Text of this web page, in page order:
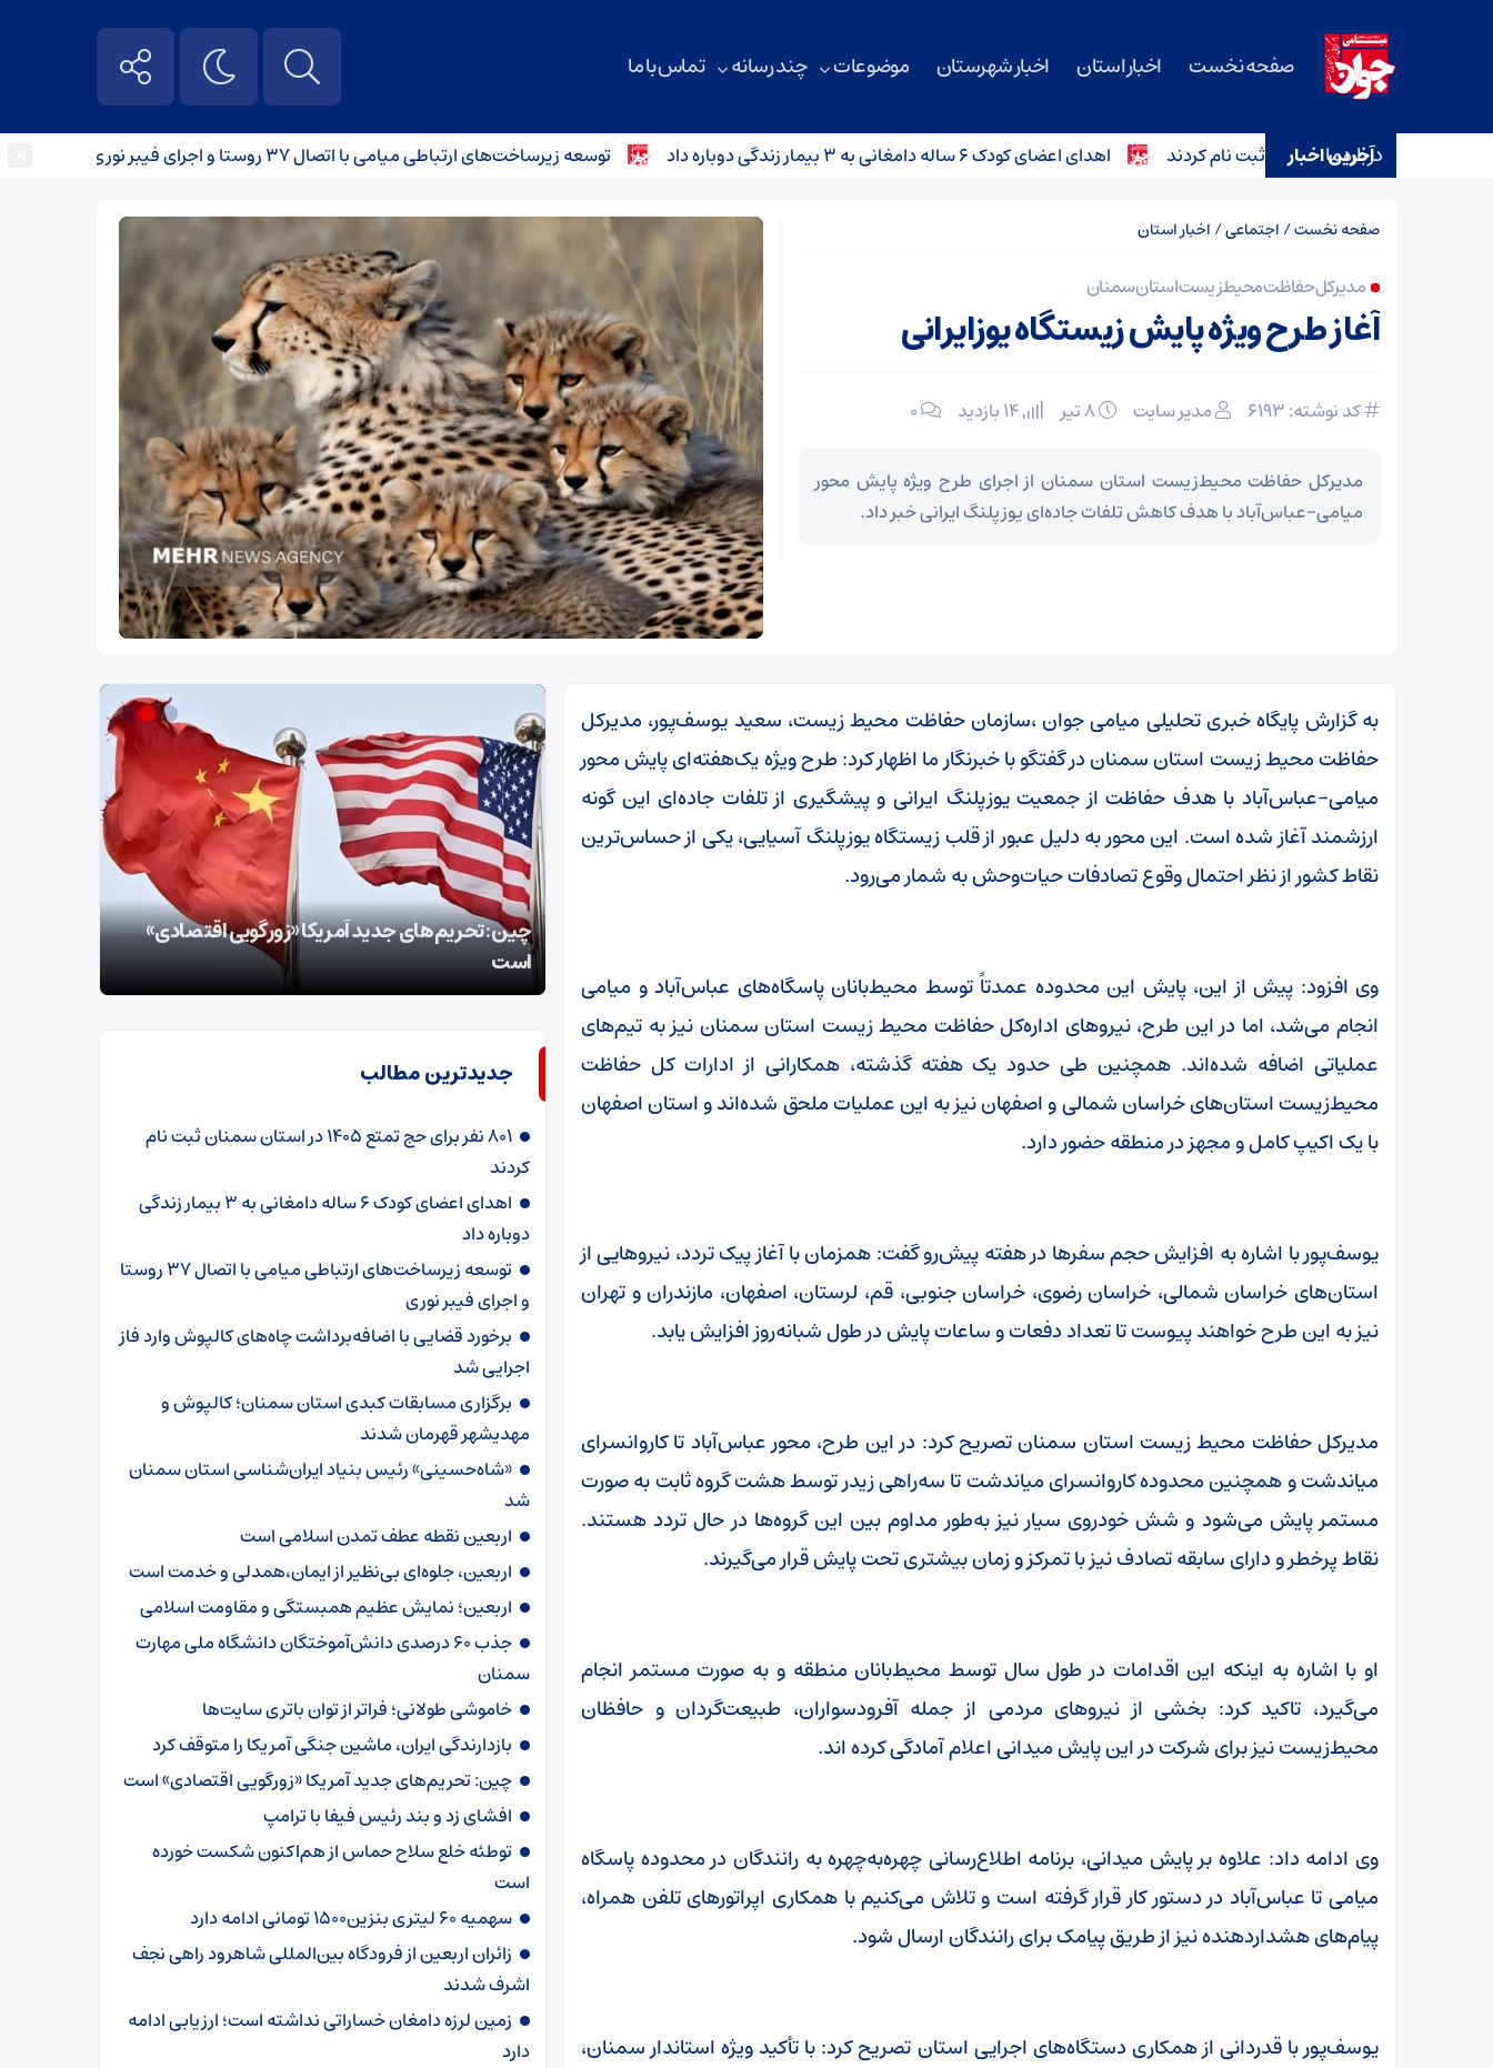
صفحه نخست اخبار استان اخبار شهرستان موضوعات چند رسانه تماس با ما
درباره ما
آخرین اخبار اهدای اعضای کودک ۶ ساله دامغانی به ۳ بیمار زندگی دوباره داد توسعه زیرساخت‌های ارتباطی میامی با اتصال ۳۷ روستا و اجرای فیبر نوری
صفحه نخست/ اجتماعی/ اخبار استان
مدیرکل حفاظت محیط‌زیست استان سمنان
آغاز طرح ویژه پایش زیستگاه یوزایرانی
کد نوشته: 6193 مدیر سایت ۰
مدیرکل حفاظت محیط‌زیست استان سمنان از اجرای طرح ویژه پایش محور
میامی-عباس‌آباد با هدف کاهش تلفات جاده‌ای یوزپلنگ ایرانی خبر داد.
به گزارش پایگاه خبری تحلیلی میامی جوان ،سازمان حفاظت محیط زیست، سعید یوسف‌پور، مدیرکل
حفاظت محیط زیست استان سمنان در گفتگو با خبرنگار ما اظهار کرد: طرح ویژه یک‌هفته‌ای پایش محور
میامی–عباس‌آباد با هدف حفاظت از جمعیت یوزپلنگ ایرانی و پیشگیری از تلفات جاده‌ای این گونه
ارزشمند آغاز شده است. این محور به دلیل عبور از قلب زیستگاه یوزپلنگ آسیایی، یکی از حساس‌ترین
نقاط کشور از نظر احتمال وقوع تصادفات حیات‌وحش به شمار می‌رود.
وی افزود: پیش از این، پایش این محدوده عمدتاً توسط محیط‌بانان پاسگاه‌های عباس‌آباد و میامی
انجام می‌شد، اما در این طرح، نیروهای اداره‌کل حفاظت محیط زیست استان سمنان نیز به تیم‌های
عملیاتی اضافه شده‌اند. همچنین طی حدود یک هفته گذشته، همکارانی از ادارات کل حفاظت
محیط‌زیست استان‌های خراسان شمالی و اصفهان نیز به این عملیات ملحق شده‌اند و استان اصفهان
با یک اکیپ کامل و مجهز در منطقه حضور دارد.
یوسف‌پور با اشاره به افزایش حجم سفرها در هفته پیش‌رو گفت: همزمان با آغاز پیک تردد، نیروهایی از
استان‌های خراسان شمالی، خراسان رضوی، خراسان جنوبی، قم، لرستان، اصفهان، مازندران و تهران
نیز به این طرح خواهند پیوست تا تعداد دفعات و ساعات پایش در طول شبانه‌روز افزایش یابد.
مدیرکل حفاظت محیط زیست استان سمنان تصریح کرد: در این طرح، محور عباس‌آباد تا کاروانسرای
میاندشت و همچنین محدوده کاروانسرای میاندشت تا سه‌راهی زیدر توسط هشت گروه ثابت به صورت
مستمر پایش می‌شود و شش خودروی سیار نیز به‌طور مداوم بین این گروه‌ها در حال تردد هستند.
نقاط پرخطر و دارای سابقه تصادف نیز با تمرکز و زمان بیشتری تحت پایش قرار می‌گیرند.
او با اشاره به اینکه این اقدامات در طول سال توسط محیط‌بانان منطقه و به صورت مستمر انجام
می‌گیرد، تاکید کرد: بخشی از نیروهای مردمی از جمله آفرودسواران، طبیعت‌گردان و حافظان
محیط‌زیست نیز برای شرکت در این پایش میدانی اعلام آمادگی کرده اند.
وی ادامه داد: علاوه بر پایش میدانی، برنامه اطلاع‌رسانی چهره‌به‌چهره به رانندگان در محدوده پاسگاه
میامی تا عباس‌آباد در دستور کار قرار گرفته است و تلاش می‌کنیم با همکاری اپراتورهای تلفن همراه،
پیام‌های هشداردهنده نیز از طریق پیامک برای رانندگان ارسال شود.
یوسف‌پور با قدردانی از همکاری دستگاه‌های اجرایی استان تصریح کرد: با تأکید ویژه استاندار سمنان،
بازدارندگی ایران، ماشین جنگی آمریکا را متوقف کرد
چین: تحریم‌های جدید آمریکا «زورگویی اقتصادی»
است
جدیدترین مطالب
۸۰۱ نفر برای حج تمتع ۱۴۰۵ در استان سمنان ثبت نام
کردند
اهدای اعضای کودک ۶ ساله دامغانی به ۳ بیمار زندگی
دوباره داد
توسعه زیرساخت‌های ارتباطی میامی با اتصال ۳۷ روستا
و اجرای فیبر نوری
برخورد قضایی با اضافه‌برداشت چاه‌های کالپوش وارد فاز
اجرایی شد
برگزاری مسابقات کبدی استان سمنان؛ کالپوش و
مهدیشهر قهرمان شدند
«شاه‌حسینی» رئیس بنیاد ایران‌شناسی استان سمنان
شد
اربعین نقطه عطف تمدن اسلامی است
اربعین، جلوه‌ای بی‌نظیر از ایمان،همدلی و خدمت است
اربعین؛ نمایش عظیم همبستگی و مقاومت اسلامی
جذب ۶۰ درصدی دانش‌آموختگان دانشگاه ملی مهارت
سمنان
خاموشی طولانی؛ فراتر از توان باتری سایت‌ها
بازدارندگی ایران، ماشین جنگی آمریکا را متوقف کرد
چین: تحریم‌های جدید آمریکا «زورگویی اقتصادی» است
افشای زد و بند رئیس فیفا با ترامپ
توطئه خلع سلاح حماس از هم‌اکنون شکست خورده
است
سهمیه ۶۰ لیتری بنزین۱۵۰۰ تومانی ادامه دارد
زائران اربعین از فرودگاه بین‌المللی شاهرود راهی نجف
اشرف شدند
زمین لرزه دامغان خساراتی نداشته است؛ ارزیابی ادامه
دارد